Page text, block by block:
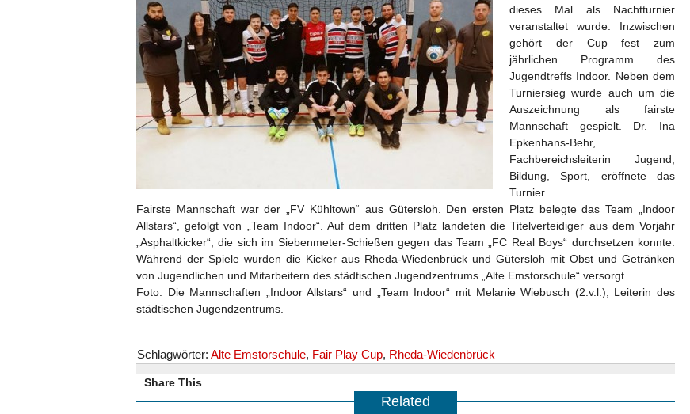
dieses Mal als Nachtturnier
veranstaltet wurde. Inzwischen
gehört der Cup fest zum
jährlichen Programm des
Jugendtreffs Indoor. Neben dem
Turniersieg wurde auch um die
Auszeichnung als fairste
Mannschaft gespielt. Dr. Ina
Epkenhans-Behr,
Fachbereichsleiterin Jugend,
Bildung, Sport, eröffnete das
Turnier.
Fairste Mannschaft war der „FV Kühltown“ aus Gütersloh. Den ersten Platz belegte das Team „Indoor
Allstars“, gefolgt von „Team Indoor“. Auf dem dritten Platz landeten die Titelverteidiger aus dem Vorjahr
„Asphaltkicker“, die sich im Siebenmeter-Schießen gegen das Team „FC Real Boys“ durchsetzen konnte.
Während der Spiele wurden die Kicker aus Rheda-Wiedenbrück und Gütersloh mit Obst und Getränken
von Jugendlichen und Mitarbeitern des städtischen Jugendzentrums „Alte Emstorschule“ versorgt.
Foto: Die Mannschaften „Indoor Allstars“ und „Team Indoor“ mit Melanie Wiebusch (2.v.l.), Leiterin des
städtischen Jugendzentrums.
Schlagwörter: Alte Emstorschule, Fair Play Cup, Rheda-Wiedenbrück
Share This
Related